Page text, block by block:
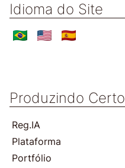
Idioma do Site
Produzindo Certo
Reg.IA
Plataforma
Portfólio